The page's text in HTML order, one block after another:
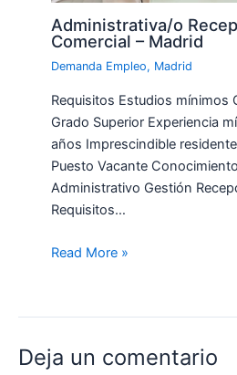
Administrativa/o
Comercial – Madrid
Demanda Empleo, Madrid
Requisitos Estudios mínimos
Grado Superior Experiencia
años Imprescindible
Puesto Vacante
Administrativo Gestión
Requisitos…
Read More »
Deja un comentario